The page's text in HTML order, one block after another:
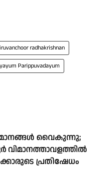
radhakrishnan
Parippuvadayum
വൈകുന്നു;
വിമാനത്താവളത്തിൽ
പ്രതിഷേധം